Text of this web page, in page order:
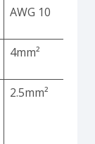
AWG 10
4mm²
2.5mm²